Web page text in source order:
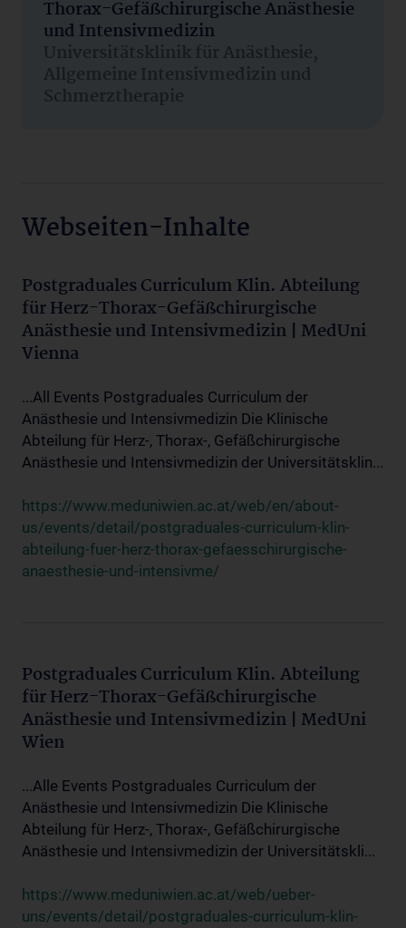
Thorax-Gefäßchirurgische Anästhesie
und Intensivmedizin
Universitätsklinik für Anästhesie,
Allgemeine Intensivmedizin und
Schmerztherapie
Webseiten-Inhalte
Postgraduales Curriculum Klin. Abteilung
für Herz-Thorax-Gefäßchirurgische
Anästhesie und Intensivmedizin | MedUni
Vienna
...All Events Postgraduales Curriculum der
Anästhesie und Intensivmedizin Die Klinische
Abteilung für Herz-, Thorax-, Gefäßchirurgische
Anästhesie und Intensivmedizin der Universitätsklin...
https://www.meduniwien.ac.at/web/en/about-
us/events/detail/postgraduales-curriculum-klin-
abteilung-fuer-herz-thorax-gefaesschirurgische-
anaesthesie-und-intensivme/
Postgraduales Curriculum Klin. Abteilung
für Herz-Thorax-Gefäßchirurgische
Anästhesie und Intensivmedizin | MedUni
Wien
...Alle Events Postgraduales Curriculum der
Anästhesie und Intensivmedizin Die Klinische
Abteilung für Herz-, Thorax-, Gefäßchirurgische
Anästhesie und Intensivmedizin der Universitätskli...
https://www.meduniwien.ac.at/web/ueber-
uns/events/detail/postgraduales-curriculum-klin-